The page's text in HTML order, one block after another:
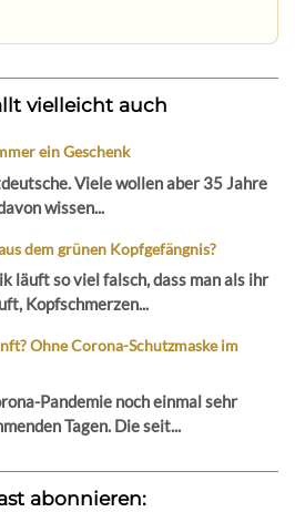
vielleicht auch
ein Geschenk
Viele wollen aber 35 Jahre
wissen...
dem grünen Kopfgefängnis?
läuft so viel falsch, dass man als ihr
Kopfschmerzen...
Ohne Corona-Schutzmaske im
Pandemie noch einmal sehr
Tagen. Die seit...
abonnieren: